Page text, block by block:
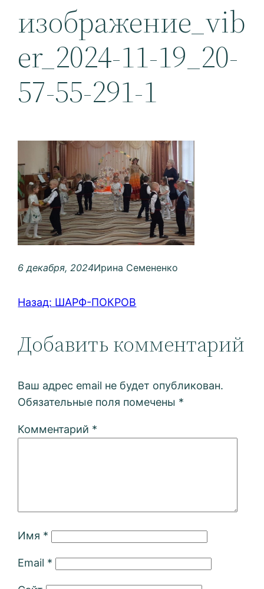
изображение_vib
er_2024-11-19_20-
57-55-291-1
6 декабря, 2024Ирина Семененко
Назад: ШАРФ-ПОКРОВ
Добавить комментарий
Ваш адрес email не будет опубликован.
Обязательные поля помечены *
Комментарий *
Имя *
Email *